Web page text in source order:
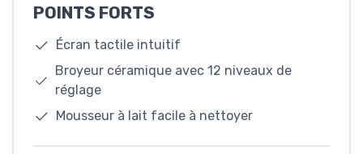
POINTS FORTS
Écran tactile intuitif
Broyeur céramique avec 12 niveaux de
réglage
Mousseur à lait facile à nettoyer